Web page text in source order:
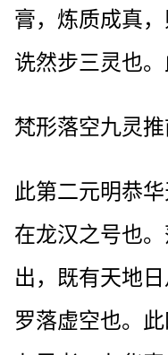
膏，炼质成真
诜然步三灵也。
梵形落空九灵
此第二元明恭
在龙汉之号也
出，既有天地
罗落虚空也。